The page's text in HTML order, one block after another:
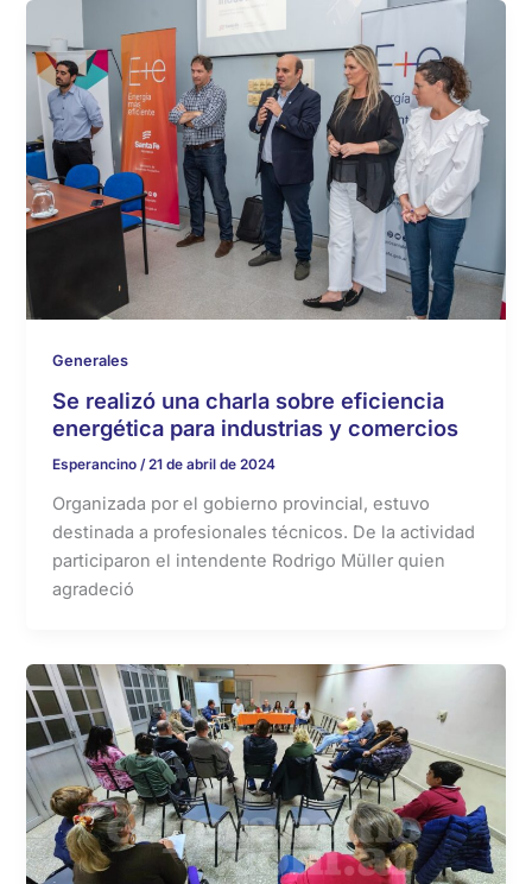
Generales
Se realizó una charla sobre eficiencia
energética para industrias y comercios
Esperancino/21 de abril de 2024
Organizada por el gobierno provincial, estuvo
destinada a profesionales técnicos. De la actividad
participaron el intendente Rodrigo Müller quien
agradeció